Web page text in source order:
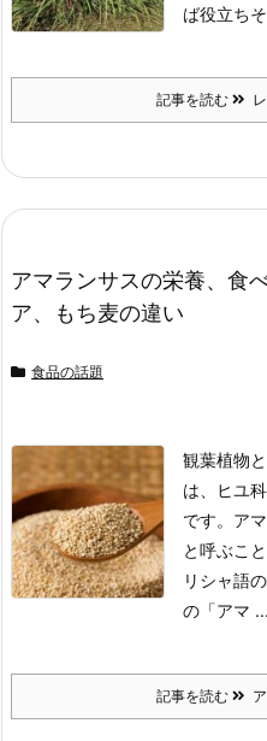
ば役立ちそ
記事を読む
アマランサスの栄養、食
ア、もち麦の違い
食品の話題
観葉植物
は、ヒユ
です。 ア
と呼ぶこ
リシャ語
の「アマ ...
記事を読む